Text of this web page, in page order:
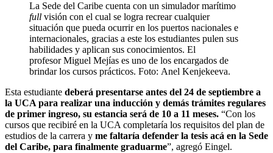
La Sede del Caribe cuenta con un simulador marítimo
full visión con el cual se logra recrear cualquier
situación que pueda ocurrir en los puertos nacionales e
internacionales, gracias a este los estudiantes pulen sus
habilidades y aplican sus conocimientos. El
profesor Miguel Mejías es uno de los encargados de
brindar los cursos prácticos. Foto: Anel Kenjekeeva.
Esta estudiante deberá presentarse antes del 24 de septiembre a
la UCA para realizar una inducción y demás trámites regulares
de primer ingreso, su estancia será de 10 a 11 meses. “Con los
cursos que recibiré en la UCA completaría los requisitos del plan de
estudios de la carrera y me faltaría defender la tesis acá en la Sede
del Caribe, para finalmente graduarme”, agregó Eingel.